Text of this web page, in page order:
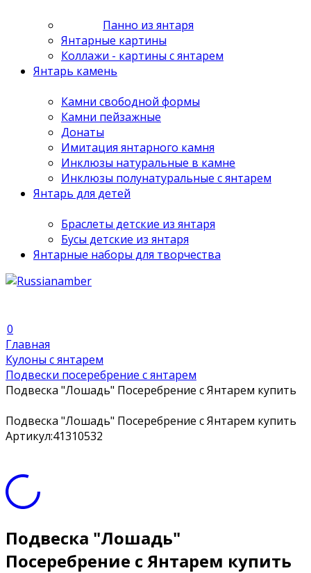
Панно из янтаря
Янтарные картины
Коллажи - картины с янтарем
Янтарь камень
Камни свободной формы
Камни пейзажные
Донаты
Имитация янтарного камня
Инклюзы натуральные в камне
Инклюзы полунатуральные с янтарем
Янтарь для детей
Браслеты детские из янтаря
Бусы детские из янтаря
Янтарные наборы для творчества
0
Главная
Кулоны с янтарем
Подвески посеребрение с янтарем
Подвеска "Лошадь" Посеребрение с Янтарем купить
Подвеска "Лошадь" Посеребрение с Янтарем купить
Артикул:41310532
Подвеска "Лошадь"
Посеребрение с Янтарем купить